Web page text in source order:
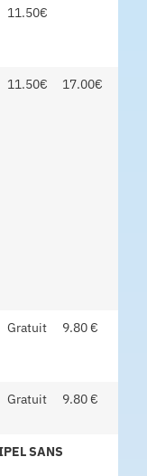
11.50€
11.50€ 17.00€
Gratuit 9.80 €
Gratuit 9.80 €
SANS